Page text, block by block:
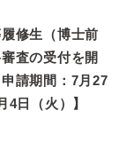
修生（博士前
査の受付を開
請期間：7月27
4日（火）】